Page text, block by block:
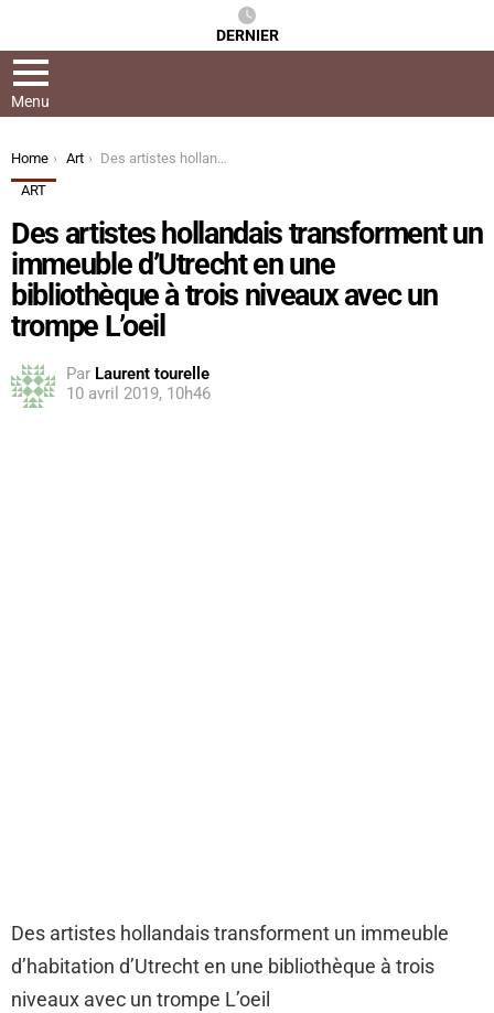
DERNIER
Menu
You are here:
Home Art
Des artistes hollandais transforment un immeuble d’Utrecht en une bibliothèque à trois niveaux avec un trompe L’oeil
ART
Des artistes hollandais transforment un
immeuble d’Utrecht en une
bibliothèque à trois niveaux avec un
trompe L’oeil
Par Laurent tourelle
10 avril 2019, 10h46
Des artistes hollandais transforment un immeuble
d’habitation d’Utrecht en une bibliothèque à trois
niveaux avec un trompe L’oeil